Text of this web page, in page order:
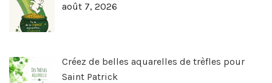
août 7, 2026
Créez de belles aquarelles de trèfles pour
Saint Patrick